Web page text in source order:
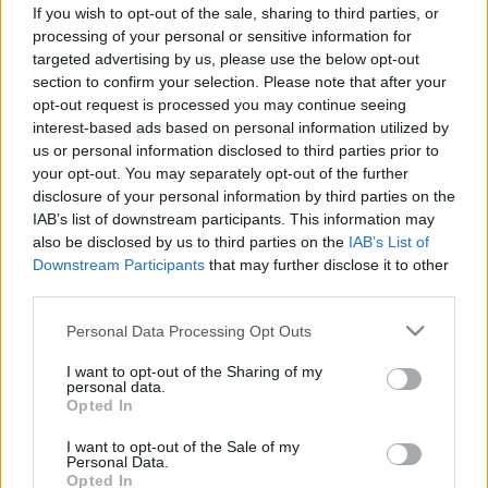
If you wish to opt-out of the sale, sharing to third parties, or
processing of your personal or sensitive information for
targeted advertising by us, please use the below opt-out
section to confirm your selection. Please note that after your
opt-out request is processed you may continue seeing
interest-based ads based on personal information utilized by
us or personal information disclosed to third parties prior to
your opt-out. You may separately opt-out of the further
disclosure of your personal information by third parties on the
IAB’s list of downstream participants. This information may
also be disclosed by us to third parties on the IAB’s List of
Downstream Participants that may further disclose it to other
Please note that this website/app uses one or more Google
not limited to your visit or usage behaviour. You may click to
grant or deny consent to Google and its third-party tags to
use your data for below specified purposes in below Google
consent section.
Personal Data Processing Opt Outs
I want to opt-out of the Sharing of my
personal data.
Opted In
I want to opt-out of the Sale of my
Personal Data.
Opted In